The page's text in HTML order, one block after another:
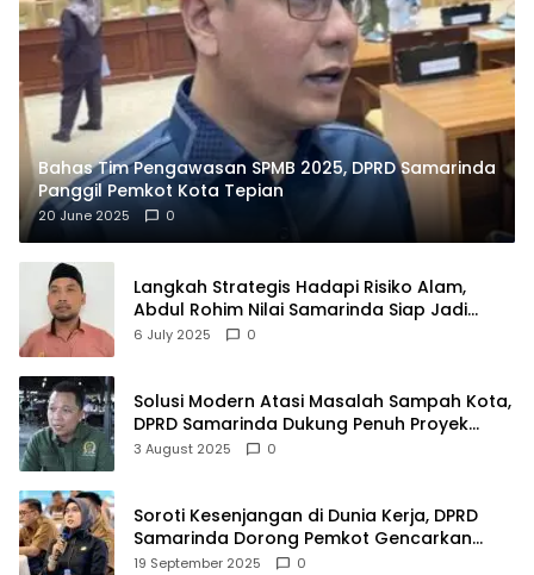
Bahas Tim Pengawasan SPMB 2025, DPRD Samarinda
Panggil Pemkot Kota Tepian
20 June 2025 0
Langkah Strategis Hadapi Risiko Alam,
Abdul Rohim Nilai Samarinda Siap Jadi
Pusat Logistik Bencana Kalimantan
6 July 2025 0
Solusi Modern Atasi Masalah Sampah Kota,
DPRD Samarinda Dukung Penuh Proyek
PLTSA
3 August 2025 0
Soroti Kesenjangan di Dunia Kerja, DPRD
Samarinda Dorong Pemkot Gencarkan
Pemberdayaan Perempuan
19 September 2025 0